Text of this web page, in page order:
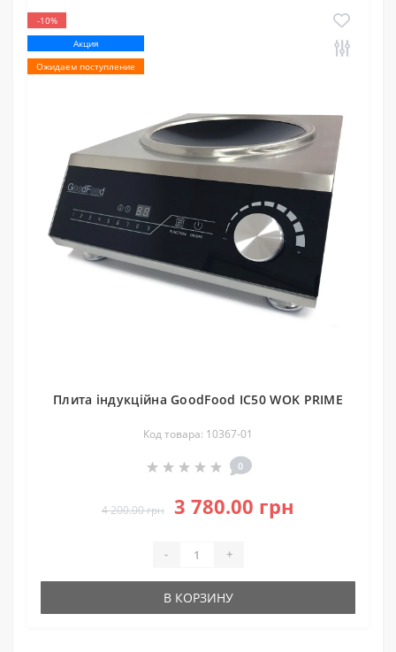
-10%
Акция
Ожидаем поступление
Плита індукційна GoodFood IC50 WOK PRIME
Код товара: 10367-01
0
4 200.00 грн 3 780.00 грн
- +
В КОРЗИНУ